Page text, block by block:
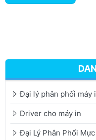
Đại lý phân phối máy
Driver cho máy in
Đại Lý Phân Phối